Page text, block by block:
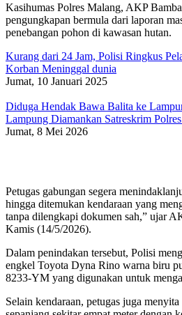
Kasihumas Polres Malang, AKP
pengungkapan bermula dari laporan
penebangan pohon di kawasan hutan.
Kurang dari 24 Jam, Polisi Ringkus
Korban Meninggal dunia
Jumat, 10 Januari 2025
Diduga Hendak Bawa Balita ke
Lampung Diamankan Satreskrim
Jumat, 8 Mei 2026
Petugas gabungan segera
hingga ditemukan kendaraan yang
tanpa dilengkapi dokumen sah,” ujar
Kamis (14/5/2026).
Dalam penindakan tersebut, Polisi
engkel Toyota Dyna Rino warna biru
8233-YM yang digunakan untuk
Selain kendaraan, petugas juga